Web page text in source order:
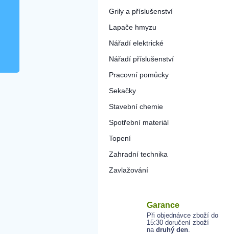
Grily a příslušenství
Lapače hmyzu
Nářadí elektrické
Nářadí příslušenství
Pracovní pomůcky
Sekačky
Stavební chemie
Spotřební materiál
Topení
Zahradní technika
Zavlažování
Garance
Při objednávce zboží do
15:30 doručení zboží
na druhý den.